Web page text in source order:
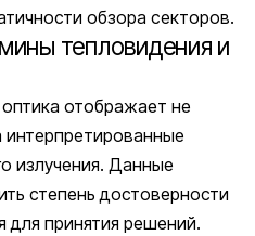
обзора секторов.
тепловидения и
отображает не
интерпретированные
излучения. Данные
степень достоверности
для принятия решений.